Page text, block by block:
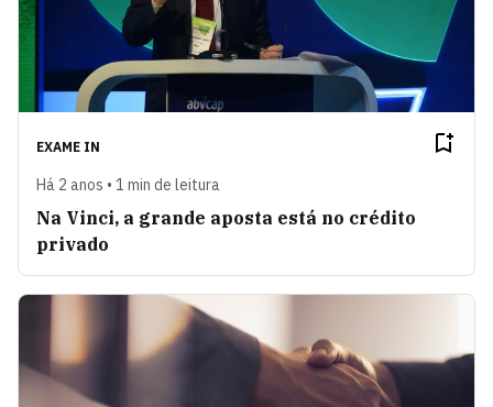
EXAME IN
Há 2 anos • 1 min de leitura
Na Vinci, a grande aposta está no crédito
privado